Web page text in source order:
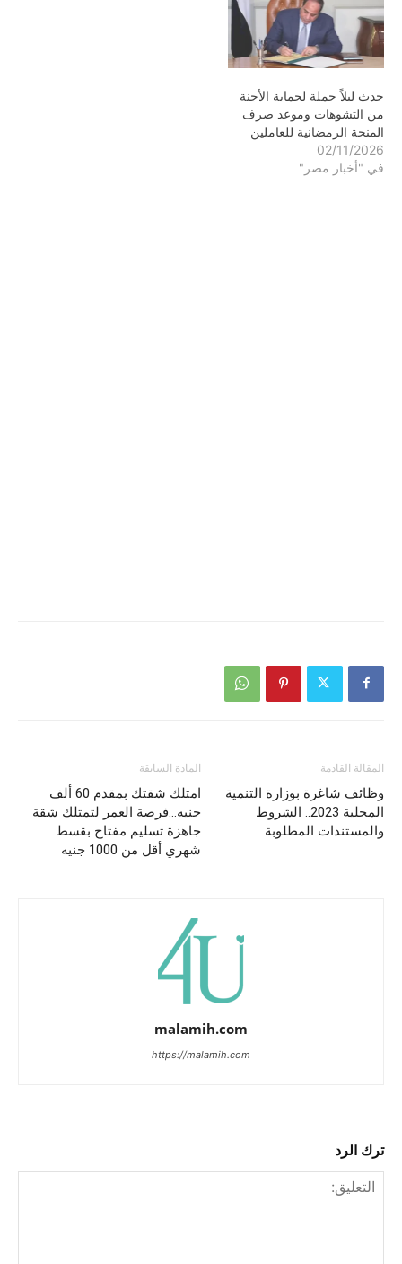
حدث ليلاً حملة لحماية الأجنة
من التشوهات وموعد صرف
المنحة الرمضانية للعاملين
02/11/2026
في "أخبار مصر"
المادة السابقة
امتلك شقتك بمقدم 60 ألف
جنيه…فرصة العمر لتمتلك شقة
جاهزة تسليم مفتاح بقسط
شهري أقل من 1000 جنيه
المقالة القادمة
وظائف شاغرة بوزارة التنمية
المحلية 2023.. الشروط
والمستندات المطلوبة
malamih.com
https://malamih.com
ترك الرد